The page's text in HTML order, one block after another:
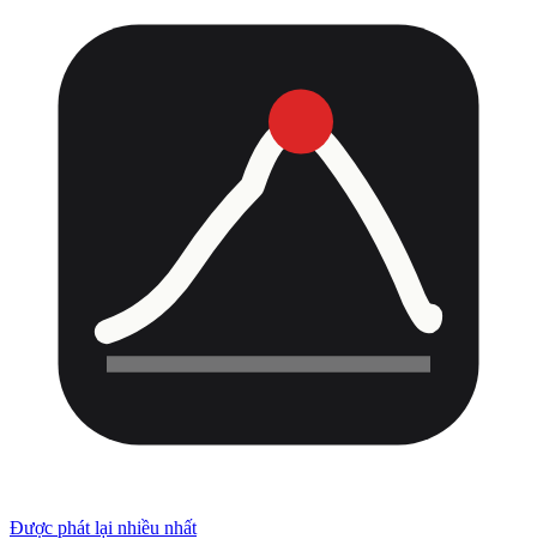
Được phát lại nhiều nhất